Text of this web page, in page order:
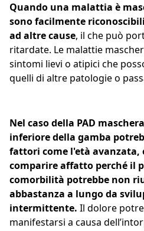
Quando una malattia è
sono facilmente
ad altre cause, il che può
ritardate. Le malattie
sintomi lievi o atipici che
quelli di altre patologie o
Nel caso della PAD
inferiore della gamba
fattori come l'età avanzata,
comparire affatto perché il
comorbilità potrebbe non
abbastanza a lungo da
intermittente. Il dolore
manifestarsi a causa